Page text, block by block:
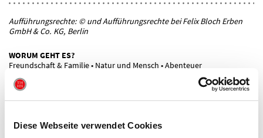
Diese Webseite verwendet Cookies
Aufführungsrechte: © und Aufführungsrechte bei Felix Bloch Erben
GmbH & Co. KG, Berlin
WORUM GEHT ES?
Freundschaft & Familie • Natur und Mensch • Abenteuer
VERMITTLUNGSANGEBOTE
Workshop zum Stück • Sichtveranstaltung • Materialmappe •